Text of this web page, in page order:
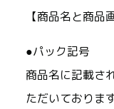
【商品名と商品
●パック記号
商品名に記載さ
ただいております